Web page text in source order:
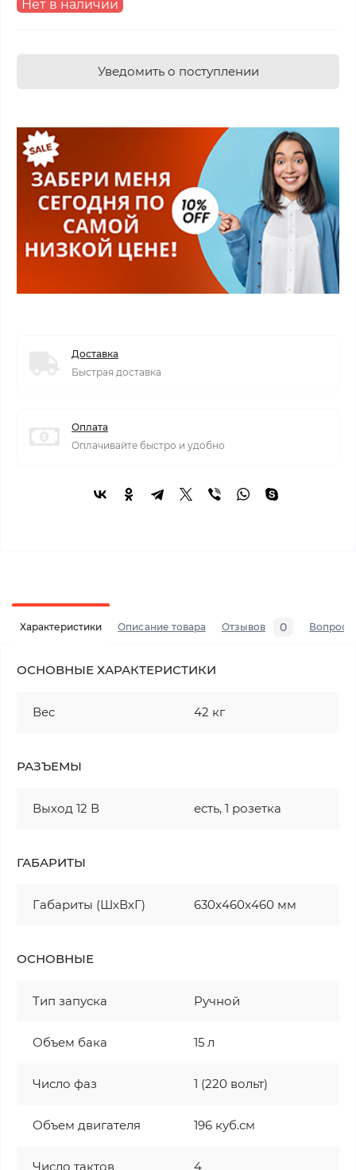
Нет в наличии
Уведомить о поступлении
Доставка
Быстрая доставка
Оплата
Оплачивайте быстро и удобно
Характеристики Описание товара Отзывов 0 Вопросы
ОСНОВНЫЕ ХАРАКТЕРИСТИКИ
Вес 42 кг
РАЗЪЕМЫ
Выход 12 В есть, 1 розетка
ГАБАРИТЫ
Габариты (ШхВхГ) 630x460x460 мм
ОСНОВНЫЕ
Тип запуска Ручной
Объем бака 15 л
Число фаз 1 (220 вольт)
Объем двигателя 196 куб.см
Число тактов 4